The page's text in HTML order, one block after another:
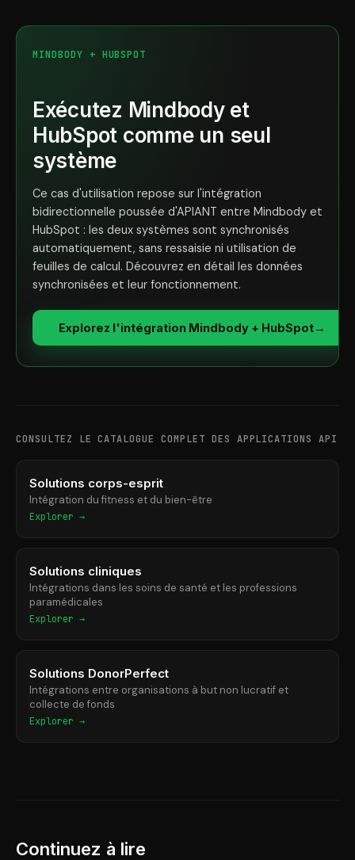
MINDBODY + HUBSPOT
Exécutez Mindbody et
HubSpot comme un seul
système
Ce cas d'utilisation repose sur l'intégration
bidirectionnelle poussée d'APIANT entre Mindbody et
HubSpot : les deux systèmes sont synchronisés
automatiquement, sans ressaisie ni utilisation de
feuilles de calcul. Découvrez en détail les données
synchronisées et leur fonctionnement.
Explorez l'intégration Mindbody + HubSpot→
CONSULTEZ LE CATALOGUE COMPLET DES APPLICATIONS API
Solutions corps-esprit
Intégration du fitness et du bien-être
Explorer →
Solutions cliniques
Intégrations dans les soins de santé et les professions
paramédicales
Explorer →
Solutions DonorPerfect
Intégrations entre organisations à but non lucratif et
collecte de fonds
Explorer →
Continuez à lire